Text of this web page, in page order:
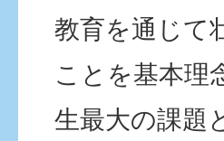
教育を通じて
ことを基本理
生最大の課題